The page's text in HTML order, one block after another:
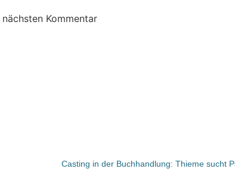
Kommentar
Casting in der Buchhandlung: Thieme sucht